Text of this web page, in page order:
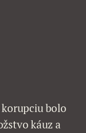
bolo
káuz a